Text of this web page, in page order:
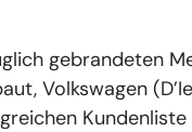
gebrandeten
Volkswagen
Kundenliste